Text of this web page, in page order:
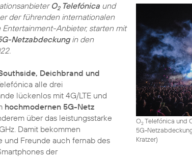
O2Telefónica und
5G-
Kratzer)
O2Telefónica und
der führenden internationalen
Anbieter, starten mit
Netzabdeckungin den
Deichbrand und
alle drei
lückenlos mit 4G/LTE und
hochmodernen 5G-Netz
über das leistungsstarke
Damit bekommen
und Freunde auch fernab des
der